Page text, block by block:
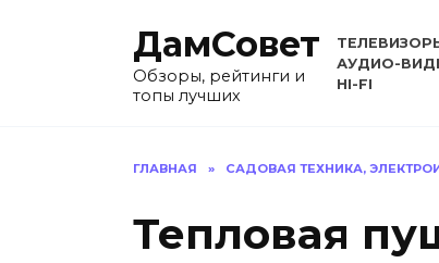
ДамСовет
Обзоры, рейтинги и
топы лучших
АУДИО-
HI-FI
ГЛАВНАЯ » САДОВАЯ ТЕХНИКА,
Тепловая